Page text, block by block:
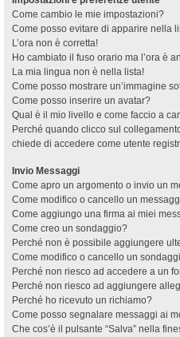
Come cambio le mie impostazioni?
Come posso evitare di apparire nella
L’ora non è corretta!
Ho cambiato il fuso orario ma l’ora è
La mia lingua non è nella lista!
Come posso mostrare un’immagine
Come posso inserire un avatar?
Qual è il mio livello e come faccio a
Perché quando clicco sul
chiede di accedere come utente
Invio Messaggi
Come apro un argomento o invio un
Come modifico o cancello un
Come aggiungo una firma ai miei
Come creo un sondaggio?
Perché non è possibile aggiungere
Come modifico o cancello un
Perché non riesco ad accedere a un
Perché non riesco ad aggiungere
Perché ho ricevuto un richiamo?
Come posso segnalare messaggi ai
Che cos’è il pulsante “Salva” nella